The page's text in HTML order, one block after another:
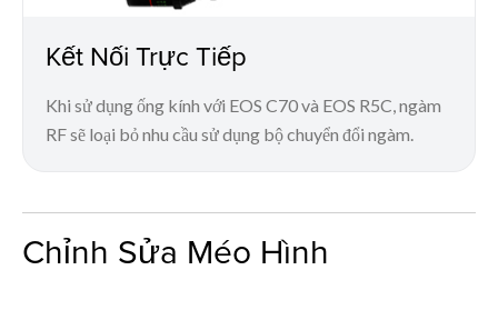
Kết Nối Trực Tiếp
Khi sử dụng ống kính với EOS C70 và EOS R5C, ngàm
RF sẽ loại bỏ nhu cầu sử dụng bộ chuyển đổi ngàm.
Chỉnh Sửa Méo Hình